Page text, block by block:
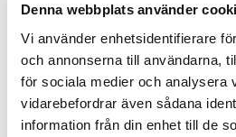
Denna webbplats använder
Vi använder enhetsidentifierare
och annonserna till användarna,
för sociala medier och analysera
vidarebefordrar även sådana
information från din enhet till de
7,00
Lägg i kundvagnen